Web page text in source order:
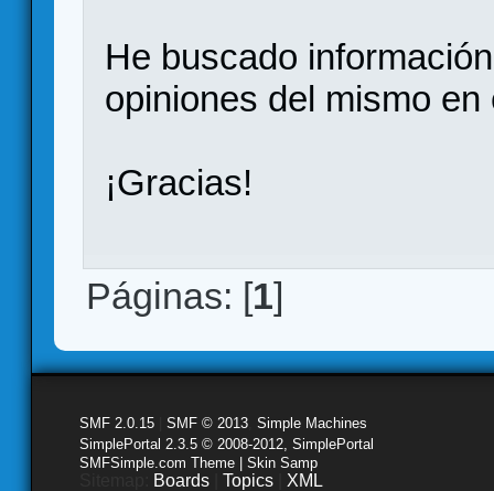
He buscado
opiniones del mismo en
¡Gracias!
Páginas: [1]
SMF 2.0.15 SMF © 2013 Simple Machines
SimplePortal 2.3.5 © 2008-2012, SimplePortal
SMFSimple.com Theme | Skin Samp
Boards Topics XML